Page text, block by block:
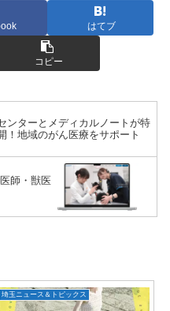
はてブ
コピー
ンターとメディカルノートが特
！地域のがん医療をサポート
師・獣医
埼玉ニュース＆トピックス